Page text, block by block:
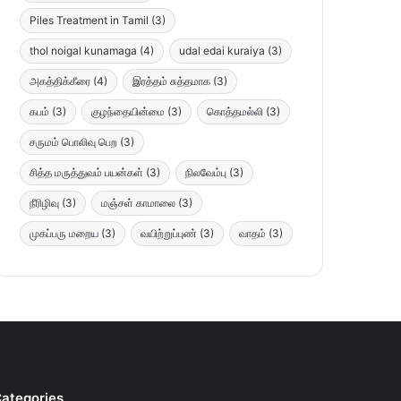
Piles Treatment in Tamil (3)
thol noigal kunamaga (4) udal edai kuraiya (3)
அகத்திக்கீரை (4) இரத்தம் சுத்தமாக (3)
கபம் (3) குழந்தையின்மை (3) கொத்தமல்லி (3)
சருமம் பொலிவு பெற (3)
சித்த மருத்துவம் பயன்கள் (3) நிலவேம்பு (3)
நீரிழிவு (3) மஞ்சள் காமாலை (3)
முகப்பரு மறைய (3) வயிற்றுப்புண் (3) வாதம் (3)